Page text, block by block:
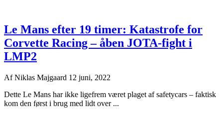
Le Mans efter 19 timer: Katastrofe for
Corvette Racing – åben JOTA-fight i
LMP2
AfNiklas Majgaard 12 juni, 2022
Dette Le Mans har ikke ligefrem været plaget af safetycars – faktisk
kom den først i brug med lidt over ...